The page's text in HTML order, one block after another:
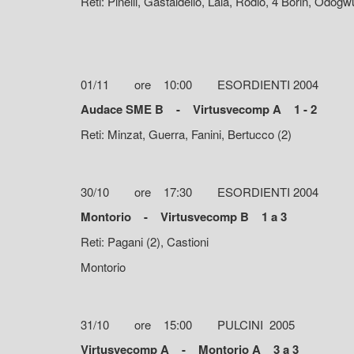
01/11 ore 10:00 ESORDIENTI 2004
Audace SME B - Virtusvecomp A 1 - 2
Reti: Minzat, Guerra, Fanini, Bertucco (2)
30/10 ore 17:30 ESORDIENTI 2004
Montorio - Virtusvecomp B 1 a 3
Reti: Pagani (2), Castioni
Montorio
31/10 ore 15:00 PULCINI 2005
Virtusvecomp A - Montorio A 3 a 3